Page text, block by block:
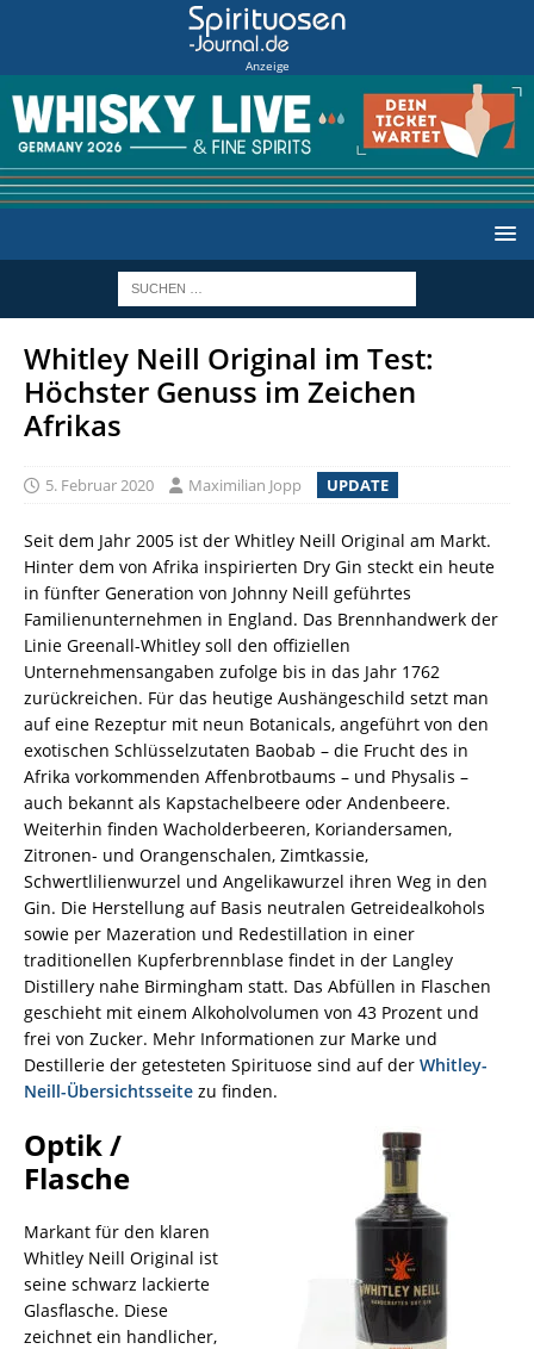
Anzeige
Whitley Neill Original im Test:
Höchster Genuss im Zeichen
Afrikas
5. Februar 2020 Maximilian Jopp UPDATE
Seit dem Jahr 2005 ist der Whitley Neill Original am Markt.
Hinter dem von Afrika inspirierten Dry Gin steckt ein heute
in fünfter Generation von Johnny Neill geführtes
Familienunternehmen in England. Das Brennhandwerk der
Linie Greenall-Whitley soll den offiziellen
Unternehmensangaben zufolge bis in das Jahr 1762
zurückreichen. Für das heutige Aushängeschild setzt man
auf eine Rezeptur mit neun Botanicals, angeführt von den
exotischen Schlüsselzutaten Baobab – die Frucht des in
Afrika vorkommenden Affenbrotbaums – und Physalis –
auch bekannt als Kapstachelbeere oder Andenbeere.
Weiterhin finden Wacholderbeeren, Koriandersamen,
Zitronen- und Orangenschalen, Zimtkassie,
Schwertlilienwurzel und Angelikawurzel ihren Weg in den
Gin. Die Herstellung auf Basis neutralen Getreidealkohols
sowie per Mazeration und Redestillation in einer
traditionellen Kupferbrennblase findet in der Langley
Distillery nahe Birmingham statt. Das Abfüllen in Flaschen
geschieht mit einem Alkoholvolumen von 43 Prozent und
frei von Zucker. Mehr Informationen zur Marke und
Destillerie der getesteten Spirituose sind auf der Whitley-
Neill-Übersichtsseite zu finden.
Optik /
Flasche
Markant für den klaren
Whitley Neill Original ist
seine schwarz lackierte
Glasflasche. Diese
zeichnet ein handlicher,